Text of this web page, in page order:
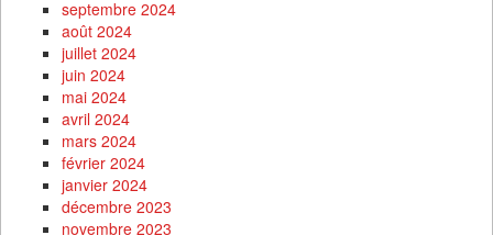
septembre 2024
août 2024
juillet 2024
juin 2024
mai 2024
avril 2024
mars 2024
février 2024
janvier 2024
décembre 2023
novembre 2023